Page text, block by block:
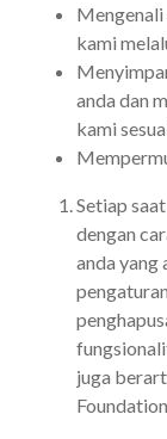
Mengenali
kami
anda dan
kami
Setiap
dengan
anda yang
juga